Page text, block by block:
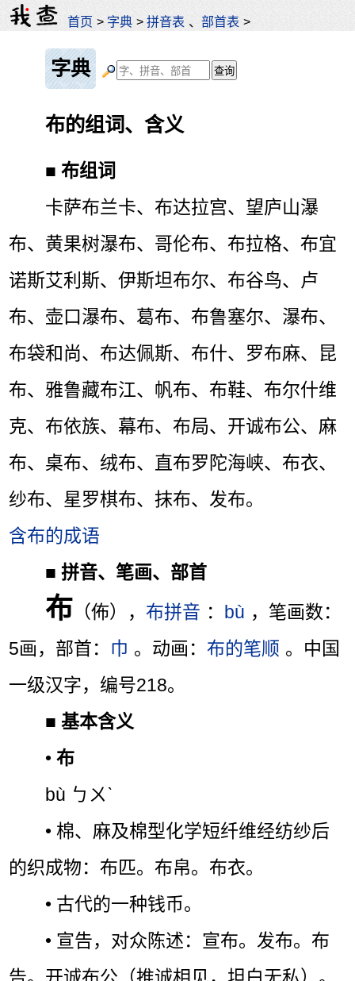
首页 > 字典 >拼音表 、部首表 >
字典
布的组词、含义
■布组词
卡萨布兰卡、布达拉宫、望庐山瀑
布、黄果树瀑布、哥伦布、布拉格、布宜
诺斯艾利斯、伊斯坦布尔、布谷鸟、卢
布、壶口瀑布、葛布、布鲁塞尔、瀑布、
布袋和尚、布达佩斯、布什、罗布麻、昆
布、雅鲁藏布江、帆布、布鞋、布尔什维
克、布依族、幕布、布局、开诚布公、麻
布、桌布、绒布、直布罗陀海峡、布衣、
纱布、星罗棋布、抹布、发布。
含布的成语
■拼音、笔画、部首
布 （佈）， 布拼音 ： bù ，笔画数：
5画，部首： 巾 。动画： 布的笔顺 。中国
一级汉字，编号218。
■基本含义
•布
bù ㄅㄨˋ
• 棉、麻及棉型化学短纤维经纺纱后
的织成物：布匹。布帛。布衣。
• 古代的一种钱币。
• 宣告，对众陈述：宣布。发布。布